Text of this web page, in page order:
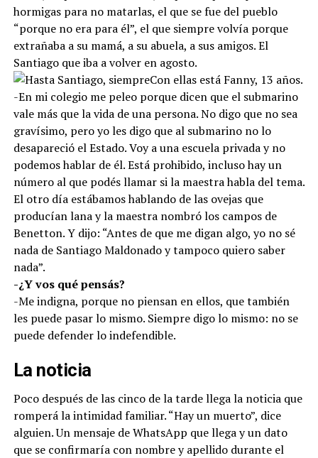
hormigas para no matarlas, el que se fue del pueblo
“porque no era para él”, el que siempre volvía porque
extrañaba a su mamá, a su abuela, a sus amigos. El
Santiago que iba a volver en agosto.
Con ellas está Fanny, 13 años.
-En mi colegio me peleo porque dicen que el submarino
vale más que la vida de una persona. No digo que no sea
gravísimo, pero yo les digo que al submarino no lo
desapareció el Estado. Voy a una escuela privada y no
podemos hablar de él. Está prohibido, incluso hay un
número al que podés llamar si la maestra habla del tema.
El otro día estábamos hablando de las ovejas que
producían lana y la maestra nombró los campos de
Benetton. Y dijo: “Antes de que me digan algo, yo no sé
nada de Santiago Maldonado y tampoco quiero saber
nada”.
-¿Y vos qué pensás?
-Me indigna, porque no piensan en ellos, que también
les puede pasar lo mismo. Siempre digo lo mismo: no se
puede defender lo indefendible.
La noticia
Poco después de las cinco de la tarde llega la noticia que
romperá la intimidad familiar. “Hay un muerto”, dice
alguien. Un mensaje de WhatsApp que llega y un dato
que se confirmaría con nombre y apellido durante el